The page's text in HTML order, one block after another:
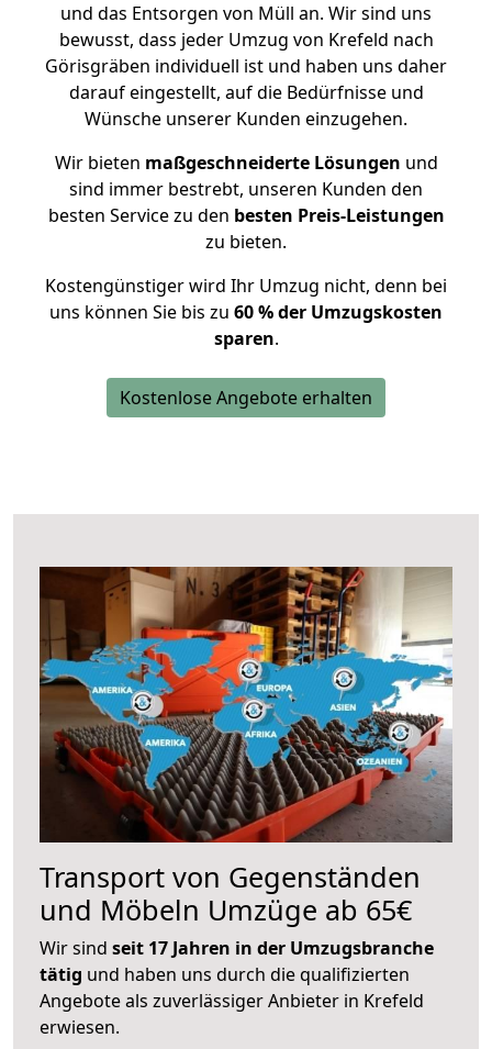
und das Entsorgen von Müll an. Wir sind uns
bewusst, dass jeder Umzug von Krefeld nach
Görisgräben individuell ist und haben uns daher
darauf eingestellt, auf die Bedürfnisse und
Wünsche unserer Kunden einzugehen.
Wir bieten maßgeschneiderte Lösungen und
sind immer bestrebt, unseren Kunden den
besten Service zu den besten Preis-Leistungen
zu bieten.
Kostengünstiger wird Ihr Umzug nicht, denn bei
uns können Sie bis zu 60 % der Umzugskosten
sparen.
Kostenlose Angebote erhalten
Transport von Gegenständen
und Möbeln Umzüge ab 65€
Wir sind seit 17 Jahren in der Umzugsbranche
tätig und haben uns durch die qualifizierten
Angebote als zuverlässiger Anbieter in Krefeld
erwiesen.